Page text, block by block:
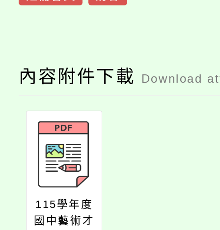
內容附件下載 Download
115學年度
國中藝術才